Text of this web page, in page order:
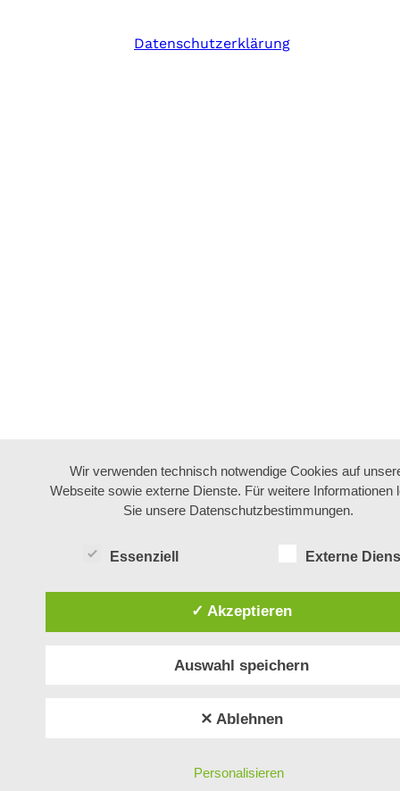
Datenschutzerklärung
Wir verwenden technisch notwendige Cookies auf
Webseite sowie externe Dienste. Für weitere Informationen
Sie unsere Datenschutzbestimmungen.
Essenziell Externe
✓ Akzeptieren
Auswahl speichern
✕ Ablehnen
Personalisieren